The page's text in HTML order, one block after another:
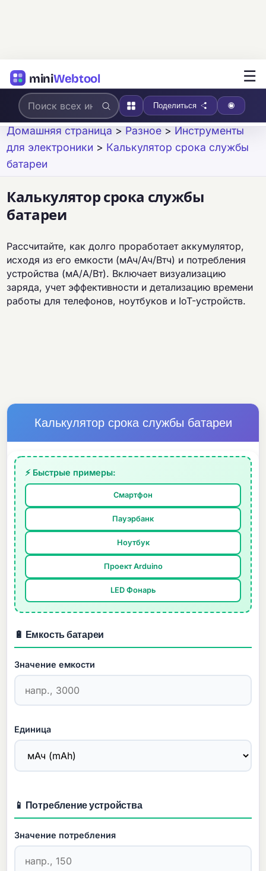
miniWebtool ☰
Поделиться
Домашняя страница > Разное > Инструменты
для электроники > Калькулятор срока службы
батареи
Калькулятор срока службы
батареи
Рассчитайте, как долго проработает аккумулятор,
исходя из его емкости (мАч/Ач/Втч) и потребления
устройства (мА/А/Вт). Включает визуализацию
заряда, учет эффективности и детализацию времени
работы для телефонов, ноутбуков и IoT-устройств.
Калькулятор срока службы батареи
⚡ Быстрые примеры:
Смартфон
Пауэрбанк
Ноутбук
Проект Arduino
LED Фонарь
🔋 Емкость батареи
Значение емкости
Единица
📱 Потребление устройства
Значение потребления